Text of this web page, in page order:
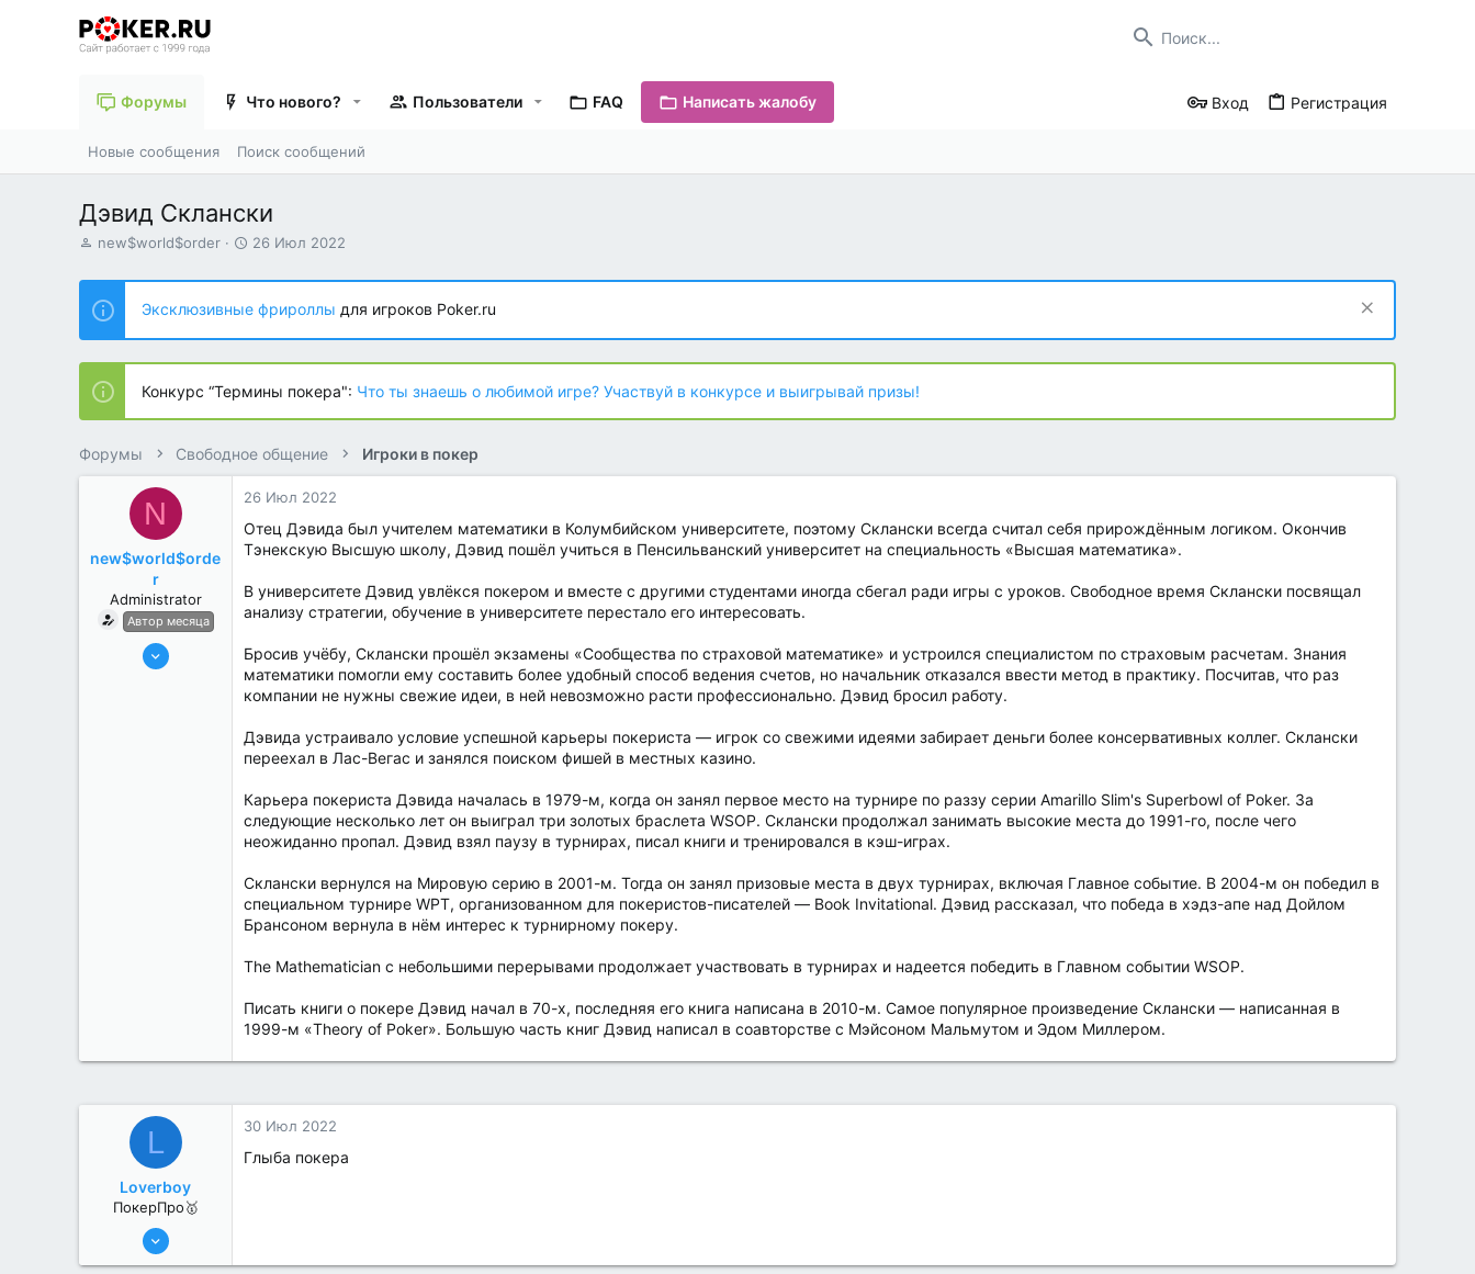
Форумы Что нового? Пользователи FAQ Написать жалобу Вход Регистрация
Новые сообщения Поиск сообщений
Дэвид Склански
А
т
о
р
т
е
м
ы
new$world$order
Д
т
н
а
ч
л
а
26 Июл 2022
Эксклюзивные фрироллы для игроков Poker.ru
Конкурс “Термины покера": Что ты знаешь о любимой игре? Участвуй в конкурсе и выигрывай призы!
Форумы Свободное общение Игроки в покер
N
new$world$orde
r
Administrator
Автор месяца
27 Май 2022
26 Июл 2022
Отец Дэвида был учителем математики в Колумбийском университете, поэтому Склански всегда считал себя прирождённым логиком. Окончив
Тэнекскую Высшую школу, Дэвид пошёл учиться в Пенсильванский университет на специальность «Высшая математика».
В университете Дэвид увлёкся покером и вместе с другими студентами иногда сбегал ради игры с уроков. Свободное время Склански посвящал
анализу стратегии, обучение в университете перестало его интересовать.
Бросив учёбу, Склански прошёл экзамены «Сообщества по страховой математике» и устроился специалистом по страховым расчетам. Знания
математики помогли ему составить более удобный способ ведения счетов, но начальник отказался ввести метод в практику. Посчитав, что раз
компании не нужны свежие идеи, в ней невозможно расти профессионально. Дэвид бросил работу.
Дэвида устраивало условие успешной карьеры покериста — игрок со свежими идеями забирает деньги более консервативных коллег. Склански
переехал в Лас-Вегас и занялся поиском фишей в местных казино.
Карьера покериста Дэвида началась в 1979-м, когда он занял первое место на турнире по раззу серии Amarillo Slim's Superbowl of Poker. За
следующие несколько лет он выиграл три золотых браслета WSOP. Склански продолжал занимать высокие места до 1991-го, после чего
неожиданно пропал. Дэвид взял паузу в турнирах, писал книги и тренировался в кэш-играх.
Склански вернулся на Мировую серию в 2001-м. Тогда он занял призовые места в двух турнирах, включая Главное событие. В 2004-м он победил в
специальном турнире WPT, организованном для покеристов-писателей — Book Invitational. Дэвид рассказал, что победа в хэдз-апе над Дойлом
Брансоном вернула в нём интерес к турнирному покеру.
The Mathematician с небольшими перерывами продолжает участвовать в турнирах и надеется победить в Главном событии WSOP.
Писать книги о покере Дэвид начал в 70-х, последняя его книга написана в 2010-м. Самое популярное произведение Склански — написанная в
1999-м «Theory of Poker». Большую часть книг Дэвид написал в соавторстве с Мэйсоном Мальмутом и Эдом Миллером.
L
Loverboy
ПокерПро🥇
8 Июн 2022
30 Июл 2022
Глыба покера